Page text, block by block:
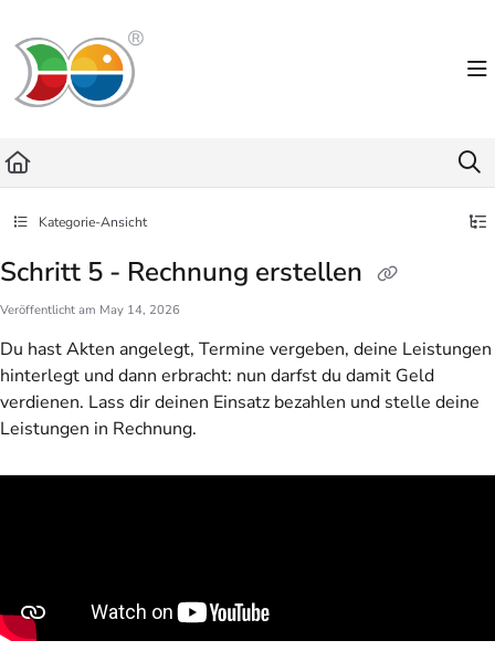
Fetch the complete documentation index at:
Use this file to discover all available pages before exploring further.
Kategorie-Ansicht
Schritt 5 - Rechnung erstellen
Veröffentlicht am May 14, 2026
Du hast Akten angelegt, Termine vergeben, deine Leistungen
hinterlegt und dann erbracht: nun darfst du damit Geld
verdienen. Lass dir deinen Einsatz bezahlen und stelle deine
Leistungen in Rechnung.